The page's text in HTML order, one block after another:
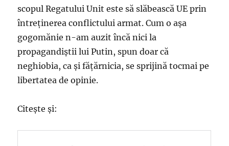
scopul Regatului Unit este să slăbească UE prin
întreţinerea conflictului armat. Cum o aşa
gogomănie n-am auzit încă nici la
propagandiştii lui Putin, spun doar că
neghiobia, ca şi făţărnicia, se sprijină tocmai pe
libertatea de opinie.
Citeşte şi: